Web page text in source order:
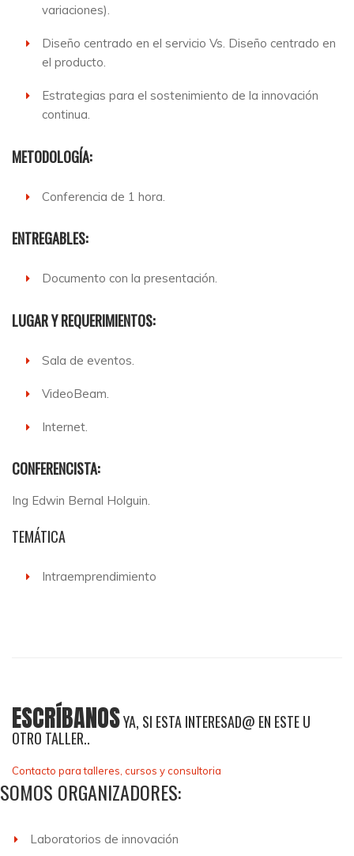
variaciones).
Diseño centrado en el servicio Vs. Diseño centrado en
el producto.
Estrategias para el sostenimiento de la innovación
continua.
METODOLOGÍA:
Conferencia de 1 hora.
ENTREGABLES:
Documento con la presentación.
LUGAR Y REQUERIMIENTOS:
Sala de eventos.
VideoBeam.
Internet.
CONFERENCISTA:
Ing Edwin Bernal Holguin.
TEMÁTICA
Intraemprendimiento
ESCRÍBANOSYA, SI ESTA INTERESAD@ EN ESTE U
OTRO TALLER..
Contacto para talleres, cursos y consultoria
SOMOS ORGANIZADORES:
Laboratorios de innovación